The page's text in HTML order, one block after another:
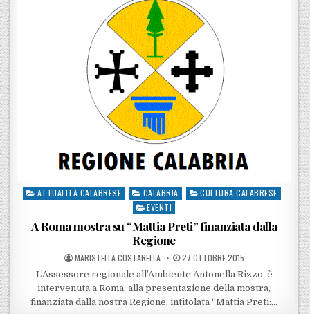
Posted in
ATTUALITÀ CALABRESE CALABRIA
CULTURA CALABRESE
EVENTI
A Roma mostra su “Mattia Preti” finanziata dalla
Regione
POSTED BY
MARISTELLA COSTARELLA POSTED ON
27 OTTOBRE 2015
L’Assessore regionale all’Ambiente Antonella Rizzo, è
intervenuta a Roma, alla presentazione della mostra,
finanziata dalla nostra Regione, intitolata “Mattia Preti:…